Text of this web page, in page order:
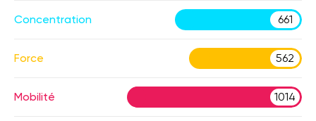
Concentration 661
Force 562
Mobilité 1014